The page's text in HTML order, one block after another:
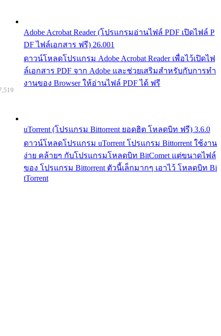
Adobe Acrobat Reader (โปรแกรมอ่านไฟล์ PDF เปิดไฟล์ P
DF ไฟล์เอกสาร ฟรี) 26.001
ดาวน์โหลดโปรแกรม Adobe Acrobat Reader เพื่อไว้เปิดไฟ
ล์เอกสาร PDF จาก Adobe และช่วยเสริมสำหรับกับการทำ
งานของ Browser ให้อ่านไฟล์ PDF ได้ ฟรี
uTorrent (โปรแกรม Bittorrent ยอดฮิต โหลดบิท ฟรี) 3.6.0
ดาวน์โหลดโปรแกรม uTorrent โปรแกรม Bittorrent ใช้งาน
ง่าย คล้ายๆ กับโปรแกรมโหลดบิท BitComet แต่ขนาดไฟล์
ของ โปรแกรม Bittorrent ตัวนี้เล็กมากๆ เอาไว้ โหลดบิท Bi
tTorrent